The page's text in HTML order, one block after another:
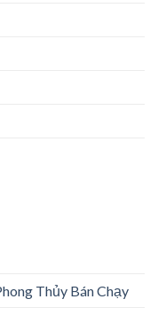
Thủy Bán Chạy